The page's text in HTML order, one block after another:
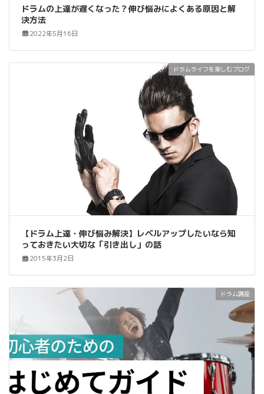
ドラムの上達が遅くなった？伸び悩みによくある原因と解
決方法
2022年5月16日
ドラムライフを楽しむブログ
【ドラム上達・伸び悩み解決】レベルアップしたいなら知
っておきたい大切な「引き出し」の話
2015年3月2日
ドラム講座